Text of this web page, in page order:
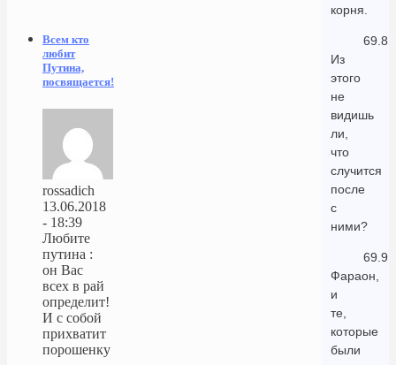
корня.
69.8
Из
этого
не
видишь
ли,
что
случится
после
с
ними?
69.9
Фараон,
и
те,
которые
были
Всем кто
любит
Путина,
посвящается!
rossadich
13.06.2018
- 18:39
Любите
путина :
он Вас
всех в рай
определит!
И с собой
прихватит
порошенку